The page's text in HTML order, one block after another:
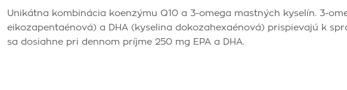
Unikátna kombinácia koenzýmu Q10 a 3-omega mastných kyselín. 3-
eikozapentaénová) a DHA (kyselina dokozahexaénová) prispievajú k
sa dosiahne pri dennom príjme 250 mg EPA a DHA.